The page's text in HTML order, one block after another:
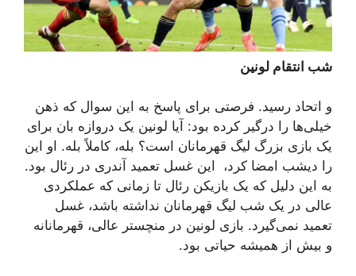
شب انتقام لونین
و اتحاد رسید. فرصتی برای پاسخ به این سوال که ذهن
خیلی‌ها را درگیر کرده بود: آیا لونین یک دروازه بان برای
یک بازی بزرگ لیگ قهرمانان است؟ بله، کاملاً بله. او این
را دیشب امضا کرد، این غسل تعمید آندری در رئال بود.
به این دلیل که یک بازیکن رئال تا زمانی که عملکردی
عالی در یک شب لیگ قهرمانان نداشته باشد، غسل
تعمید نمی‌گیرد. بازی لونین در منچستر عالی، قهرمانانه
و بیش از همیشه حیاتی بود.